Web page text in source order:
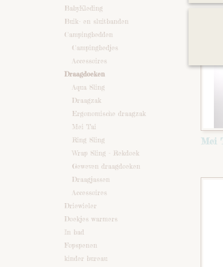
BabyKleding
Buik- en sluitbanden
Campingbedden
Campingbedjes
Accessoires
Draagdoeken
Aqua Sling
Draagzak
Ergonomische draagzak
Mei Tai
Ring Sling
Wrap Sling - Rekdoek
Geweven draagdoeken
Draagjassen
Accessoires
Driewieler
Doekjes warmers
In bad
Fopspenen
kinder bureau
Mei